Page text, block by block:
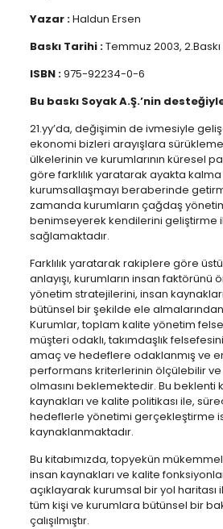
Yazar :Haldun Ersen
Baskı Tarihi :Temmuz 2003, 2.Baskı
ISBN :975-92234-0-6
Bu baskı Soyak A.Ş.’nin
21.yy’da, değişimin de ivmesiyle
ekonomi bizleri arayışlara
ülkelerinin ve kurumlarının küresel
göre farklılık yaratarak ayakta
kurumsallaşmayı beraberinde
zamanda kurumların çağdaş
benimseyerek kendilerini geliştirme
sağlamaktadır.
Farklılık yaratarak rakiplere göre
anlayışı, kurumların insan faktörünü
yönetim stratejilerini, insan kaynakları
bütünsel bir şekilde ele
Kurumlar, toplam kalite yönetim
müşteri odaklı, takımdaşlık
amaç ve hedeflere odaklanmış ve
performans kriterlerinin ölçülebilir
olmasını beklemektedir. Bu beklenti
kaynakları ve kalite politikası ile,
hedeflerle yönetimi gerçekleştirme
kaynaklanmaktadır.
Bu kitabımızda, topyekün
insan kaynakları ve kalite
açıklayarak kurumsal bir yol haritası
tüm kişi ve kurumlara bütünsel bir
çalışılmıştır.